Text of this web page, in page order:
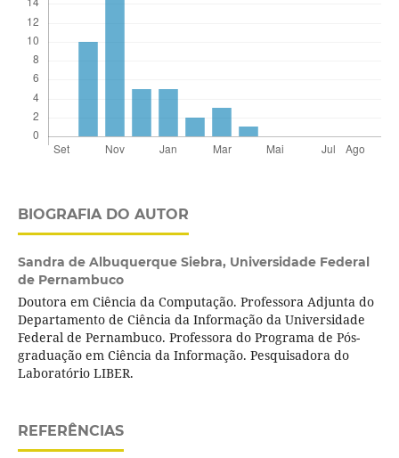
BIOGRAFIA DO AUTOR
Sandra de Albuquerque Siebra, Universidade Federal
de Pernambuco
Doutora em Ciência da Computação. Professora Adjunta do
Departamento de Ciência da Informação da Universidade
Federal de Pernambuco. Professora do Programa de Pós-
graduação em Ciência da Informação. Pesquisadora do
Laboratório LIBER.
REFERÊNCIAS